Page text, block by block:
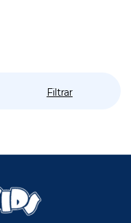
Filtrar